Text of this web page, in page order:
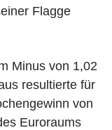
Flagge
Minus von 1,02
resultierte für
von
Euroraums